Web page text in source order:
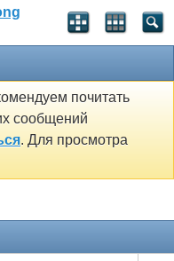
почитать
сообщений
. Для просмотра